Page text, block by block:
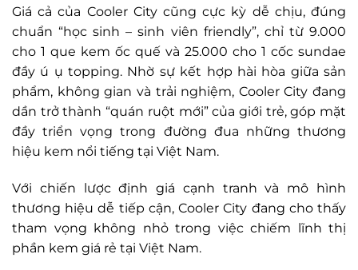
Giá cả của Cooler City cũng cực kỳ dễ chịu, đúng
chuẩn “học sinh – sinh viên friendly”, chỉ từ 9.000
cho 1 que kem ốc quế và 25.000 cho 1 cốc sundae
đầy ú ụ topping. Nhờ sự kết hợp hài hòa giữa sản
phẩm, không gian và trải nghiệm, Cooler City đang
dần trở thành “quán ruột mới” của giới trẻ, góp mặt
đầy triển vọng trong đường đua những thương
hiệu kem nổi tiếng tại Việt Nam.
Với chiến lược định giá cạnh tranh và mô hình
thương hiệu dễ tiếp cận, Cooler City đang cho thấy
tham vọng không nhỏ trong việc chiếm lĩnh thị
phần kem giá rẻ tại Việt Nam.